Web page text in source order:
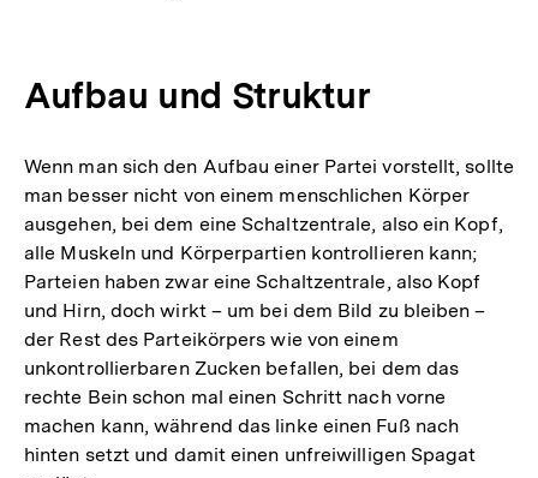
Aufbau und Struktur
Wenn man sich den Aufbau einer Partei vorstellt, sollte
man besser nicht von einem menschlichen Körper
ausgehen, bei dem eine Schaltzentrale, also ein Kopf,
alle Muskeln und Körperpartien kontrollieren kann;
Parteien haben zwar eine Schaltzentrale, also Kopf
und Hirn, doch wirkt – um bei dem Bild zu bleiben –
der Rest des Parteikörpers wie von einem
unkontrollierbaren Zucken befallen, bei dem das
rechte Bein schon mal einen Schritt nach vorne
machen kann, während das linke einen Fuß nach
hinten setzt und damit einen unfreiwilligen Spagat